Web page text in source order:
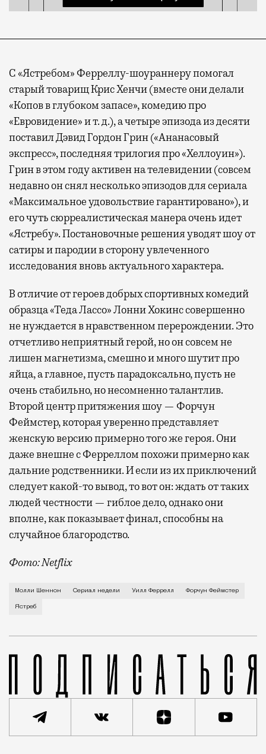
С «Ястребом» Ферреллу-шоураннеру помогал
старый товарищ Крис Хенчи (вместе они делали
«Копов в глубоком запасе», комедию про
«Евровидение» и т. д.), а четыре эпизода из десяти
поставил Дэвид Гордон Грин («Ананасовый
экспресс», последняя трилогия про «Хеллоуин»).
Грин в этом году активен на телевидении (совсем
недавно он снял несколько эпизодов для сериала
«Максимальное удовольствие гарантировано»), и
его чуть сюрреалистическая манера очень идет
«Ястребу». Постановочные решения уводят шоу от
сатиры и пародии в сторону увлеченного
исследования вновь актуального характера.
В отличие от героев добрых спортивных комедий
образца «Теда Лассо» Лонни Хокинс совершенно
не нуждается в нравственном перерождении. Это
отчетливо неприятный герой, но он совсем не
лишен магнетизма, смешно и много шутит про
яйца, а главное, пусть парадоксально, пусть не
очень стабильно, но несомненно талантлив.
Второй центр притяжения шоу — Форчун
Феймстер, которая уверенно представляет
женскую версию примерно того же героя. Они
даже внешне с Ферреллом похожи примерно как
дальние родственники. И если из их приключений
следует какой-то вывод, то вот он: ждать от таких
людей честности — гиблое дело, однако они
вполне, как показывает финал, способны на
случайное благородство.
Фото: Netflix
Когда-то Лонни Хокинс (Уилл Феррелл) был
Молли Шеннон Сериал недели Уилл Феррелл Форчун Феймстер
Ястреб